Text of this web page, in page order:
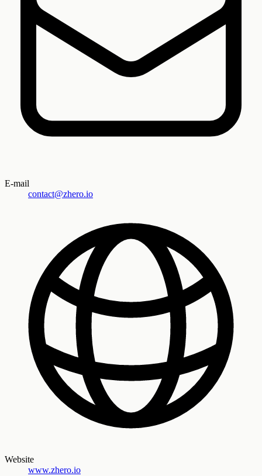
E-mail
contact@zhero.io
Website
www.zhero.io